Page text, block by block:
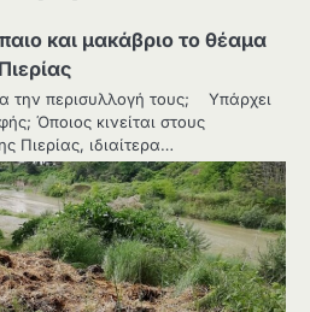
και μακάβριο το θέαμα
την περισυλλογή τους; Υπάρχει
Όποιος κινείται στους
Πιερίας, ιδιαίτερα…